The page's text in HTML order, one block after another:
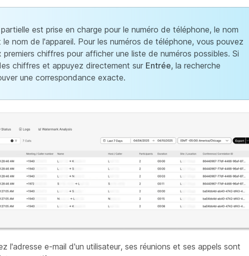
est prise en charge pour le numéro de téléphone, le nom
le nom de l'appareil. Pour les numéros de téléphone, vous pouvez
premiers chiffres pour afficher une liste de numéros possibles. Si
chiffres et appuyez directement sur Entrée, la recherche
une correspondance exacte.
l'adresse e-mail d'un utilisateur, ses réunions et ses appels sont